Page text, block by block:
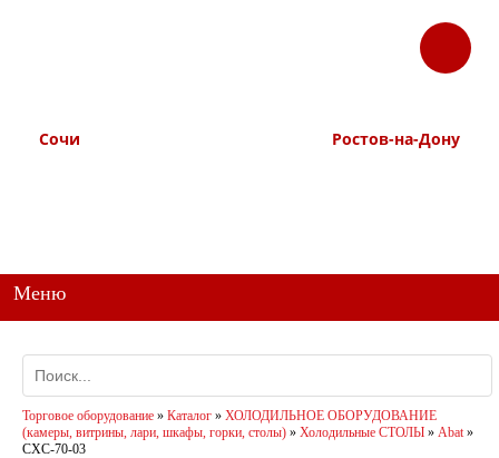
Сочи
ЗАКАЗАТЬ
ЗВОНОК
Ростов-на-Дону
Меню
Торговое оборудование » Каталог » ХОЛОДИЛЬНОЕ ОБОРУДОВАНИЕ
(камеры, витрины, лари, шкафы, горки, столы) » Холодильные СТОЛЫ » Abat»
СХС-70-03